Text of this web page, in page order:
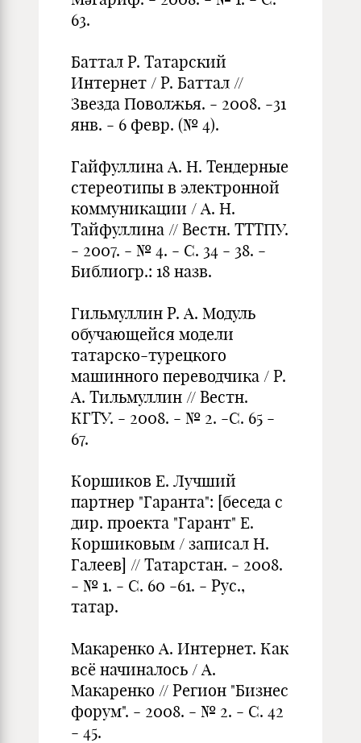
63.
Баттал Р. Татарский
Интернет / Р. Баттал //
Звезда Поволжья. - 2008. -31
янв. - 6 февр. (№ 4).
Гайфуллина А. Н. Тендерные
стереотипы в электронной
коммуника­ции / А. Н.
Тайфуллина // Вестн. ТТТПУ.
- 2007. - № 4. - С. 34 - 38. -
Библиогр.: 18 назв.
Гильмуллин Р. А. Модуль
обучающейся модели
татарско-турецкого
машинного переводчика / Р.
А. Тильмуллин // Вестн.
КГТУ. - 2008. - № 2. -С. 65 -
67.
Коршиков Е. Лучший
партнер "Гаранта": [беседа с
дир. проекта "Га­рант" Е.
Коршиковым / записал Н.
Галеев] // Татарстан. - 2008.
- № 1. - С. 60 -61. - Рус.,
татар.
Макаренко А. Интернет. Как
всё начиналось / А.
Макаренко // Регион "Бизнес
форум". - 2008. - № 2. - С. 42
- 45.